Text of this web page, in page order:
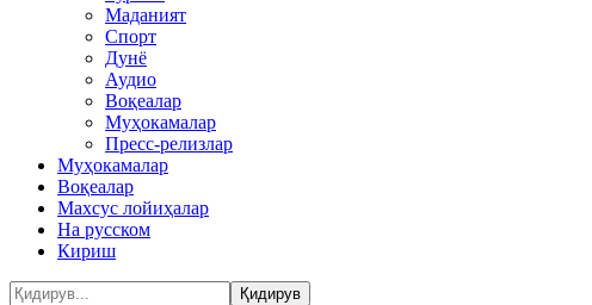
Маданият
Спорт
Дунё
Аудио
Воқеалар
Муҳокамалар
Пресс-релизлар
Муҳокамалар
Воқеалар
Махсус лойиҳалар
На русском
Кириш